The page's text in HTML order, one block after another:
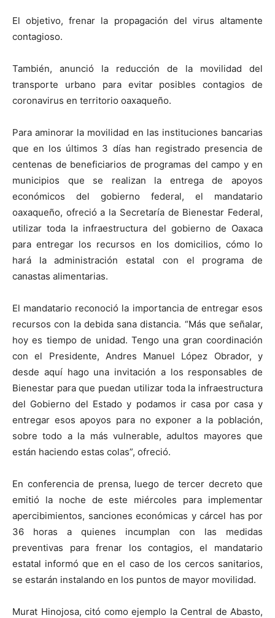
El objetivo, frenar la propagación del virus altamente
contagioso.
También, anunció la reducción de la movilidad del
transporte urbano para evitar posibles contagios de
coronavirus en territorio oaxaqueño.
Para aminorar la movilidad en las instituciones bancarias
que en los últimos 3 días han registrado presencia de
centenas de beneficiarios de programas del campo y en
municipios que se realizan la entrega de apoyos
económicos del gobierno federal, el mandatario
oaxaqueño, ofreció a la Secretaría de Bienestar Federal,
utilizar toda la infraestructura del gobierno de Oaxaca
para entregar los recursos en los domicilios, cómo lo
hará la administración estatal con el programa de
canastas alimentarias.
El mandatario reconoció la importancia de entregar esos
recursos con la debida sana distancia. “Más que señalar,
hoy es tiempo de unidad. Tengo una gran coordinación
con el Presidente, Andres Manuel López Obrador, y
desde aquí hago una invitación a los responsables de
Bienestar para que puedan utilizar toda la infraestructura
del Gobierno del Estado y podamos ir casa por casa y
entregar esos apoyos para no exponer a la población,
sobre todo a la más vulnerable, adultos mayores que
están haciendo estas colas”, ofreció.
En conferencia de prensa, luego de tercer decreto que
emitió la noche de este miércoles para implementar
apercibimientos, sanciones económicas y cárcel has por
36 horas a quienes incumplan con las medidas
preventivas para frenar los contagios, el mandatario
estatal informó que en el caso de los cercos sanitarios,
se estarán instalando en los puntos de mayor movilidad.
Murat Hinojosa, citó como ejemplo la Central de Abasto,